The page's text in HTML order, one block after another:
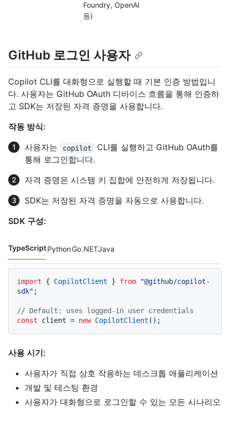
Foundry, OpenAI
등)
GitHub 로그인 사용자
Copilot CLI를 대화형으로 실행할 때 기본 인증 방법입니
다. 사용자는 GitHub OAuth 디바이스 흐름을 통해 인증하
고 SDK는 저장된 자격 증명을 사용합니다.
작동 방식:
사용자는
copilot
CLI를 실행하고 GitHub OAuth를
통해 로그인합니다.
자격 증명은 시스템 키 집합에 안전하게 저장됩니다.
SDK는 저장된 자격 증명을 자동으로 사용합니다.
SDK 구성:
코드 언어 navigation
TypeScriptPythonGo.NETJava
import { CopilotClient } from
"@github/copilot-
sdk" ;
// Default: uses logged-in user credentials
const client = new CopilotClient
사용 시기:
사용자가 직접 상호 작용하는 데스크톱 애플리케이션
개발 및 테스팅 환경
사용자가 대화형으로 로그인할 수 있는 모든 시나리오